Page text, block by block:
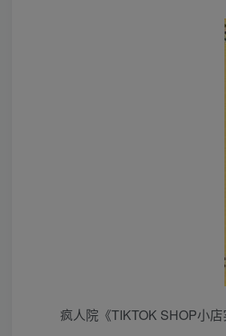
疯人院《TIKTOK SHOP小